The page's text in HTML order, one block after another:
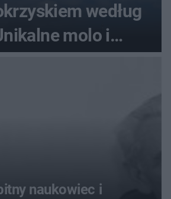
według
molo i
naukowiec i